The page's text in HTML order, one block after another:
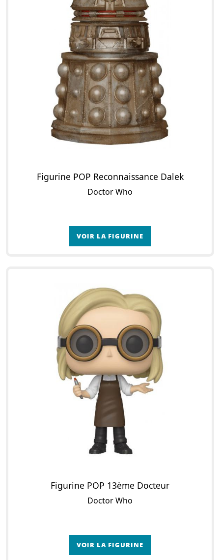
Figurine POP Reconnaissance Dalek
Doctor Who
VOIR LA FIGURINE
Figurine POP 13ème Docteur
Doctor Who
VOIR LA FIGURINE